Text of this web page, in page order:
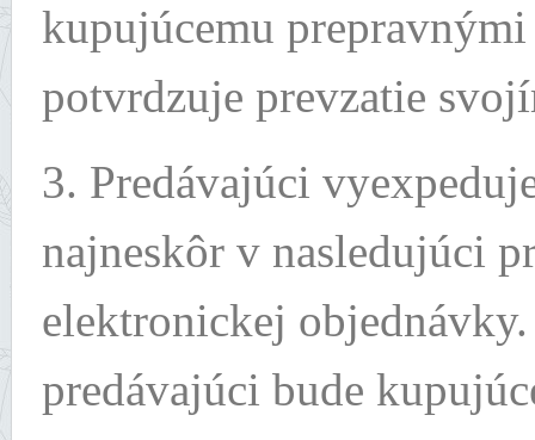
kupujúcemu
potvrdzuje prevzatie
3. Predávajúci
najneskôr v nasledujúci
elektronickej
predávajúci bude